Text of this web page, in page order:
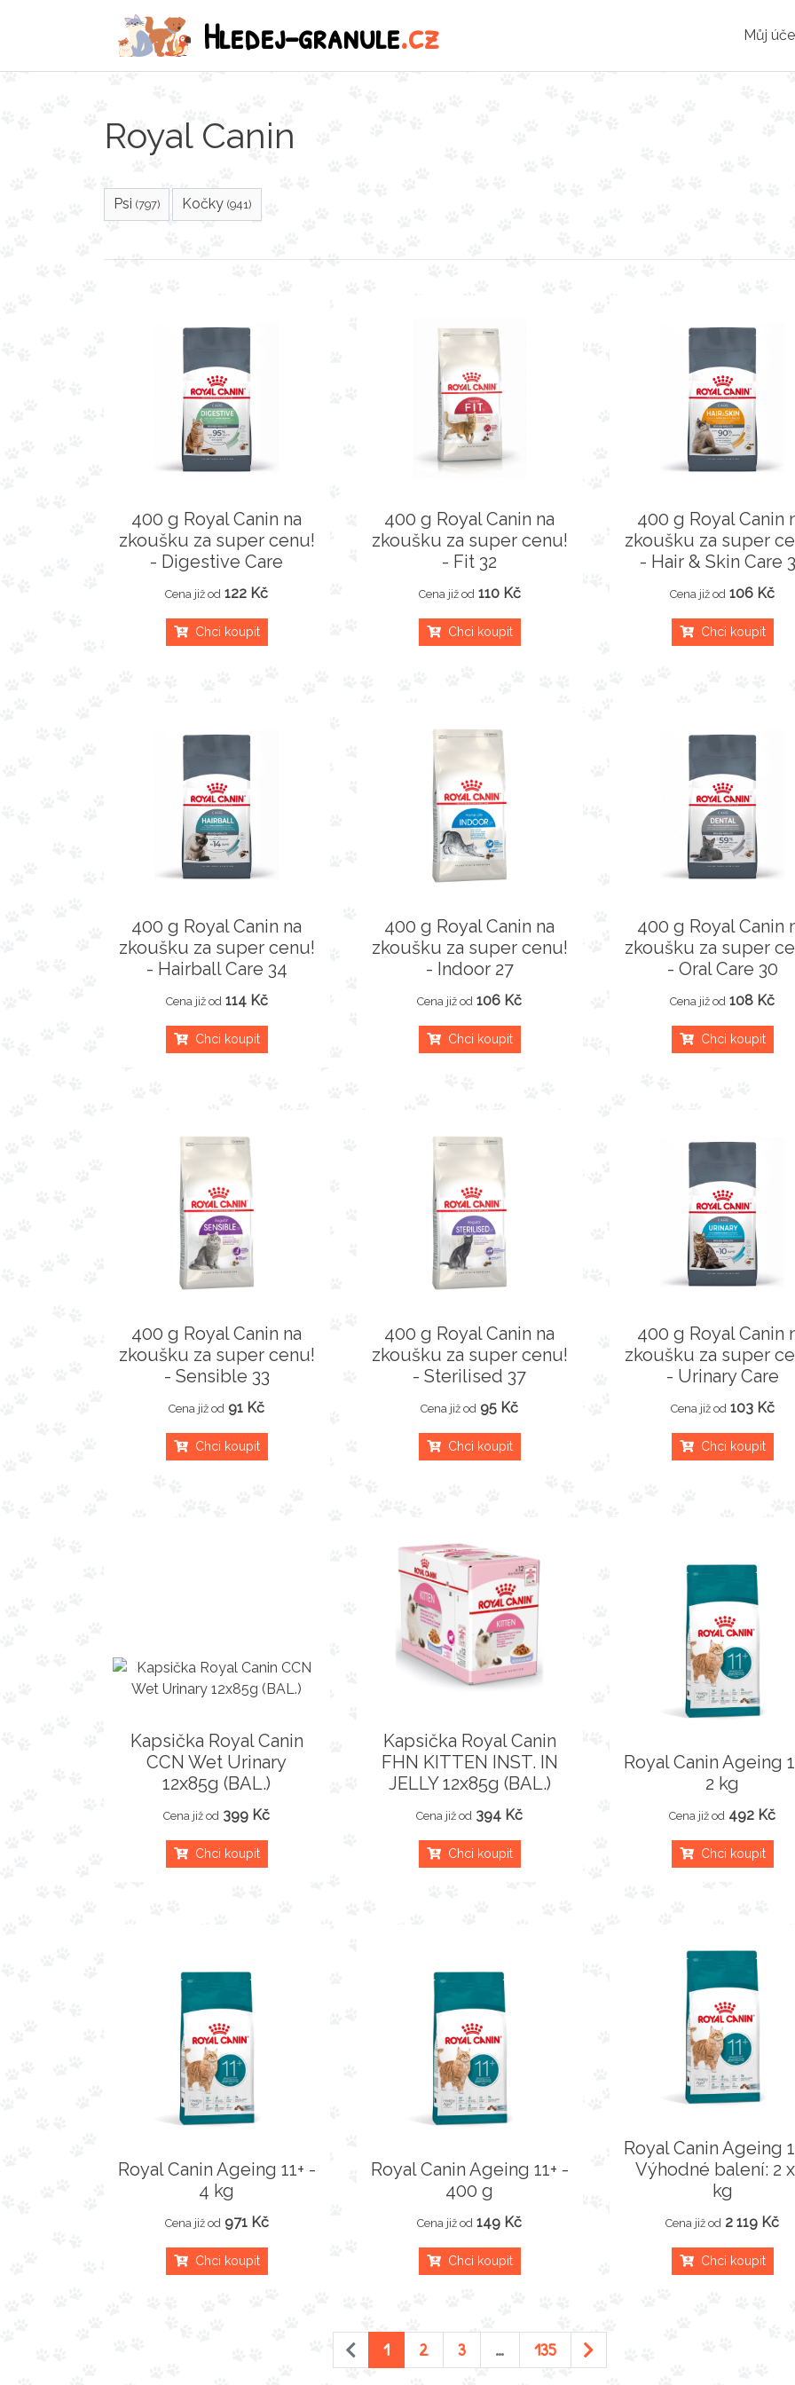
Hledej-granule.cz Můj
Royal Canin
Psi (797) Kočky (941)
400 g Royal Canin na
zkoušku za super cenu!
- Digestive Care
Cena již od 122 Kč
Chci koupit
400 g Royal Canin na
zkoušku za super cenu!
- Fit 32
Cena již od 110 Kč
Chci koupit
400 g Royal Canin
zkoušku za super
- Hair & Skin Care
Cena již od 106 Kč
Chci koupit
400 g Royal Canin na
zkoušku za super cenu!
- Hairball Care 34
Cena již od 114 Kč
Chci koupit
400 g Royal Canin na
zkoušku za super cenu!
- Indoor 27
Cena již od 106 Kč
Chci koupit
400 g Royal Canin
zkoušku za super
- Oral Care 30
Cena již od 108 Kč
Chci koupit
400 g Royal Canin na
zkoušku za super cenu!
- Sensible 33
Cena již od 91 Kč
Chci koupit
400 g Royal Canin na
zkoušku za super cenu!
- Sterilised 37
Cena již od 95 Kč
Chci koupit
400 g Royal Canin
zkoušku za super
- Urinary Care
Cena již od 103 Kč
Chci koupit
Kapsička Royal Canin
CCN Wet Urinary
12x85g (BAL.)
Cena již od 399 Kč
Chci koupit
Kapsička Royal Canin
FHN KITTEN INST. IN
JELLY 12x85g (BAL.)
Cena již od 394 Kč
Chci koupit
Royal Canin Ageing
2 kg
Cena již od 492 Kč
Chci koupit
Royal Canin Ageing 11+ -
4 kg
Cena již od 971 Kč
Chci koupit
Royal Canin Ageing 11+ -
400 g
Cena již od 149 Kč
Chci koupit
Royal Canin Ageing
Výhodné balení: 2
kg
Cena již od 2 119 Kč
Chci koupit
1 2 3 … 135